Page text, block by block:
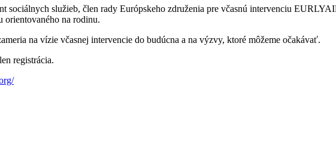
sociálnych služieb, člen rady Európskeho združenia pre včasnú intervenciu
orientovaného na rodinu.
na vízie včasnej intervencie do budúcna a na výzvy, ktoré môžeme očakávať.
registrácia.